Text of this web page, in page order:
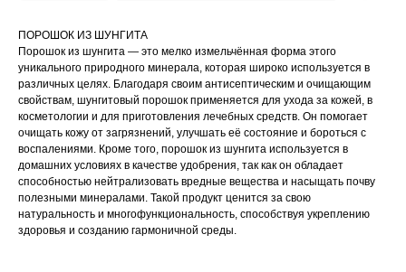
ПОРОШОК ИЗ ШУНГИТА
Порошок из шунгита — это мелко измельчённая форма этого
уникального природного минерала, которая широко используется в
различных целях. Благодаря своим антисептическим и очищающим
свойствам, шунгитовый порошок применяется для ухода за кожей, в
косметологии и для приготовления лечебных средств. Он помогает
очищать кожу от загрязнений, улучшать её состояние и бороться с
воспалениями. Кроме того, порошок из шунгита используется в
домашних условиях в качестве удобрения, так как он обладает
способностью нейтрализовать вредные вещества и насыщать почву
полезными минералами. Такой продукт ценится за свою
натуральность и многофункциональность, способствуя укреплению
здоровья и созданию гармоничной среды.